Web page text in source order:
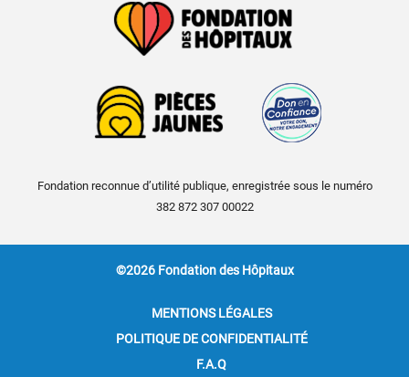
Fondation reconnue d’utilité publique, enregistrée sous le numéro
382 872 307 00022
©2026 Fondation des Hôpitaux
MENTIONS LÉGALES
POLITIQUE DE CONFIDENTIALITÉ
F.A.Q